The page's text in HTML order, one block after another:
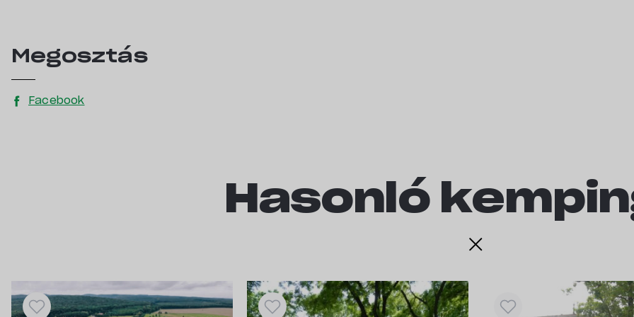
Megosztás
Facebook
Hasonló